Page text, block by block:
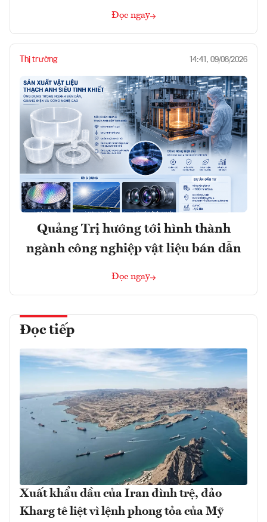
Đọc ngay
Thị trường 14:41, 09/08/2026
Quảng Trị hướng tới hình thành
ngành công nghiệp vật liệu bán dẫn
Đọc ngay
Đọc tiếp
Xuất khẩu dầu của Iran đình trệ, đảo
Kharg tê liệt vì lệnh phong tỏa của Mỹ